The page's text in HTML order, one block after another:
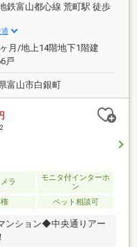
鉄富山都心線 荒町駅 徒歩
月/地上14階地下1階建
戸
富山市白銀町
2
ラ
モニタ付インターホ
ン
ペット相談可
ンション◆中央通りアー